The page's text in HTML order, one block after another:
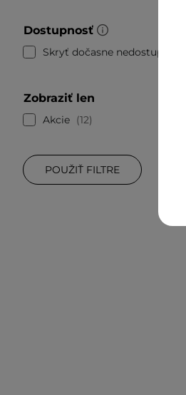
Dostupnosť
Skryť dočasne nedostupné
Zobraziť len
Akcie 12
POUŽIŤ FILTRE